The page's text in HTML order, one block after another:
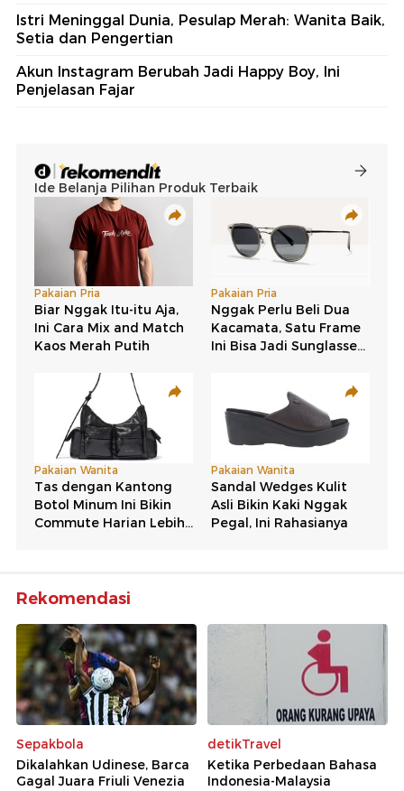
Istri Meninggal Dunia, Pesulap Merah: Wanita Baik,
Setia dan Pengertian
Akun Instagram Berubah Jadi Happy Boy, Ini
Penjelasan Fajar
Rekomendasi
Sepakbola
Dikalahkan Udinese, Barca
Gagal Juara Friuli Venezia
detikTravel
Ketika Perbedaan Bahasa
Indonesia-Malaysia